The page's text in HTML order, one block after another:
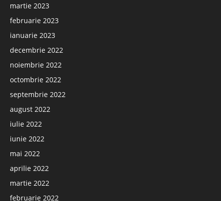
martie 2023
februarie 2023
ianuarie 2023
decembrie 2022
noiembrie 2022
octombrie 2022
septembrie 2022
august 2022
iulie 2022
iunie 2022
mai 2022
aprilie 2022
martie 2022
februarie 2022